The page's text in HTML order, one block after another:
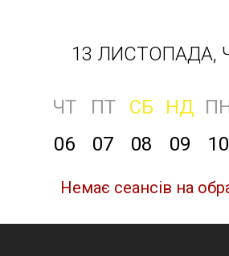
13 ЛИСТОПАДА,
ЧТ ПТ СБ НД
06
07 08 09 10
Немає сеансів на